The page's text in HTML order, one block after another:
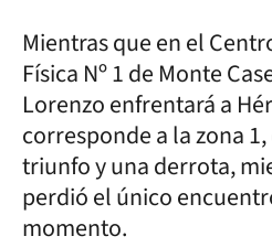
Mientras que en el
Física Nº 1 de Monte
Lorenzo enfrentará a
corresponde a la zona
triunfo y una derrota,
perdió el único
momento.